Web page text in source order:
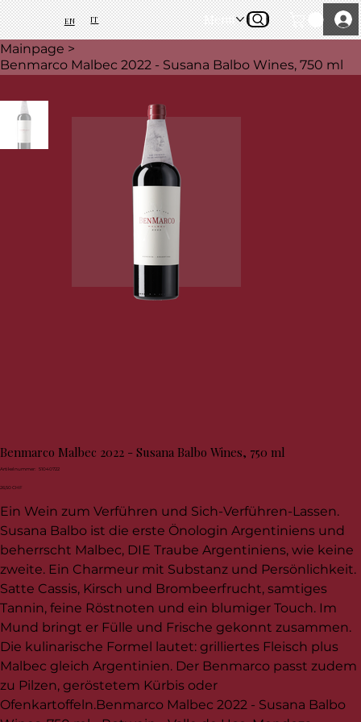
EN IT Menü
Mainpage >
Benmarco Malbec 2022 - Susana Balbo Wines, 750 ml
Benmarco Malbec 2022 - Susana Balbo Wines, 750 ml
Artikelnummer:
Artikelnummer:
51040722
Preis
26,50 CHF
Ein Wein zum Verführen und Sich­-Verführen-­Lassen.
Susana Balbo ist die erste Önologin Argentiniens und
beherrscht Malbec, DIE Traube Argentiniens, wie keine
zweite. Ein Charmeur mit Substanz und Persönlichkeit.
Satte Cassis­, Kirsch­ und Brombeerfrucht, samtiges
Tannin, feine Röstnoten und ein blumiger Touch. Im
Mund bringt er Fülle und Frische gekonnt zusammen.
Die kulinarische Formel lautet: grilliertes Fleisch plus
Malbec gleich Argentinien. Der Benmarco passt zudem
zu Pilzen, geröstetem Kürbis oder
Ofenkartoffeln.Benmarco Malbec 2022 - Susana Balbo